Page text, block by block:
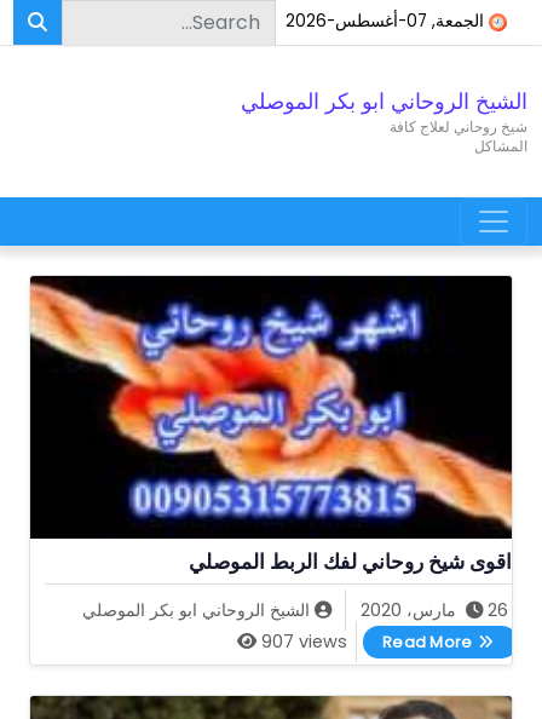
Skip to content
الجمعة, 07-أغسطس-2026 Search for:
الشيخ الروحاني ابو بكر الموصلي
شيخ روحاني لعلاج كافة
المشاكل
Main Navigation
اقوى شيخ روحاني لفك الربط الموصلي
26 مارس، 2020
الشيخ الروحاني ابو بكر الموصلي
907 views
Read More
اقوى شيخ روحاني لفك الربط الموصلي